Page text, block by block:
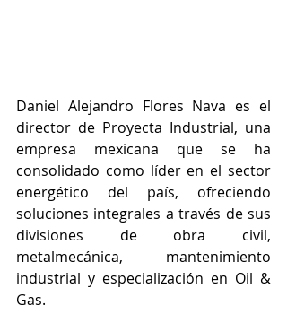
Daniel Alejandro Flores Nava es el
director de Proyecta Industrial, una
empresa mexicana que se ha
consolidado como líder en el sector
energético del país, ofreciendo
soluciones integrales a través de sus
divisiones de obra civil,
metalmecánica, mantenimiento
industrial y especialización en Oil &
Gas.